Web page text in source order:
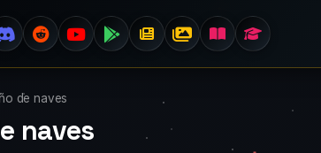
de naves
naves